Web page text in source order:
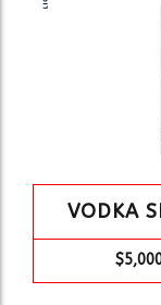
VODKA
$